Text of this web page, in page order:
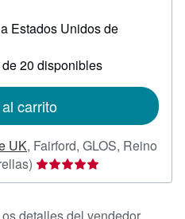
Estados Unidos de
20 disponibles
carrito
UK, Fairford, GLOS, Reino
Calificación
del